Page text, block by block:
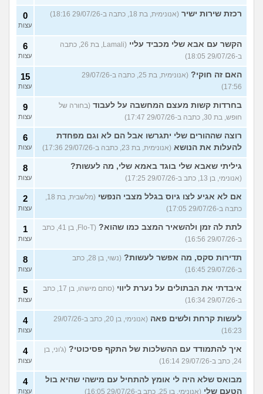
רכזת שירות ישיר (אנונימית, בת 18, כתבה ב-29/07/26 18:16) 0
עצות
הקשר עם אבא שלי מכביד עליי
(Lamali, בת 26, כתבה
ב-29/07/26 18:05)
6
עצות
האם זה חוקי?
(אנונימית, בת 25, כתבה ב-29/07/26
17:56)
15
עצות
בחרדות קשות מעצם המחשבה על לעבוד (בחורה של
חופש, בת 30, כתבה ב-29/07/26 17:47)
9
עצות
רוצה שההורים שלי יתגרשו אבל הם לא וגם מפחדת
להעלות את הנושא (אנונימית, בת 23, כתבה ב-29/07/26 17:36)
6
עצות
גיליתי שאבא שלי בוגד באמא שלי, מה לעשות?
(אנונימי, בן 13, כתב ב-29/07/26 17:25)
8
עצות
אם לא אגיע לצו גיוס בגלל מצבי הנפשי
כתבה ב-29/07/26 17:05)
2
עצות
לתת לה זמן ולהשאיר המצב כמו שהוא?
(Flo-T, בן 41, כתב
ב-29/07/26 16:56)
1
עצות
תדירות סקס, מה אפשר לעשות?
(נשוי, בן 28, כתב
ב-29/07/26 16:45)
8
עצות
איבדתי את הבתולים על נערת ליווי
(סתם מישהו, בן 17, כתב
ב-29/07/26 16:34)
5
עצות
לעשות קרחת ולשים פאה
(אנונימי, בן 20, כתב ב-29/07/26
16:23)
4
עצות
איך להתמודד עם ההשלכות של התקף פסיכוטי? (ג'וני, בן
24, כתב ב-29/07/26 16:14)
4
עצות
מבואס שלא היה לי אומץ להתחיל עם מישהי שהיא בול
הטעם שלי (אנונימי, בן 25, כתב ב-29/07/26 16:05)
4
עצות